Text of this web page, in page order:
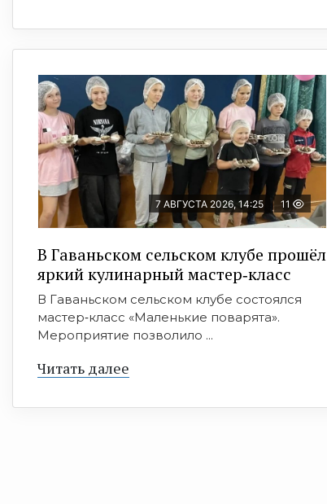
7 АВГУСТА 2026, 14:25 11
В Гаваньском сельском клубе прошёл
яркий кулинарный мастер‑класс
В Гаваньском сельском клубе состоялся
мастер‑класс «Маленькие поварята».
Мероприятие позволило ...
Читать далее